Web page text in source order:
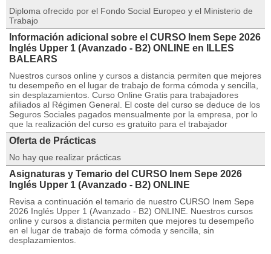
Diploma ofrecido por el Fondo Social Europeo y el Ministerio de
Trabajo
Información adicional sobre el CURSO Inem Sepe 2026
Inglés Upper 1 (Avanzado - B2) ONLINE en ILLES
BALEARS
Nuestros cursos online y cursos a distancia permiten que mejores
tu desempeño en el lugar de trabajo de forma cómoda y sencilla,
sin desplazamientos. Curso Online Gratis para trabajadores
afiliados al Régimen General. El coste del curso se deduce de los
Seguros Sociales pagados mensualmente por la empresa, por lo
que la realización del curso es gratuito para el trabajador
Oferta de Prácticas
No hay que realizar prácticas
Asignaturas y Temario del CURSO Inem Sepe 2026
Inglés Upper 1 (Avanzado - B2) ONLINE
Revisa a continuación el temario de nuestro CURSO Inem Sepe
2026 Inglés Upper 1 (Avanzado - B2) ONLINE. Nuestros cursos
online y cursos a distancia permiten que mejores tu desempeño
en el lugar de trabajo de forma cómoda y sencilla, sin
desplazamientos.